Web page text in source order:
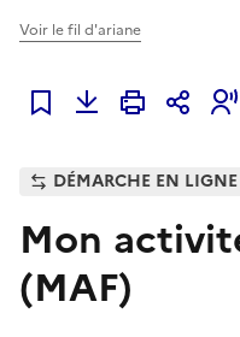
Voir le fil d'ariane
Ajouter à mes favoris
DÉMARCHE EN LIGNE
Mon
(MAF)